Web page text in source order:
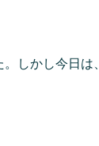
しかし今日